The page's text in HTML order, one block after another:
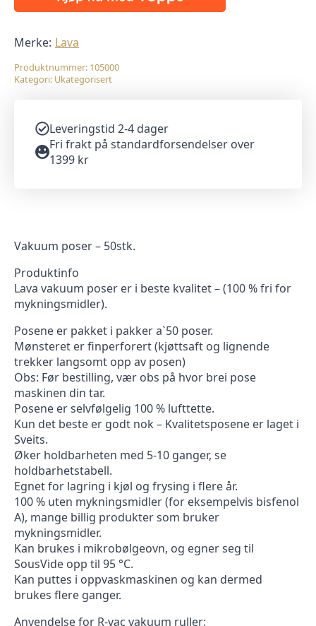
antall
Merke: Lava
Produktnummer: 105000
Kategori: Ukategorisert
Leveringstid 2-4 dager
Fri frakt på standardforsendelser over
1399 kr
Vakuum poser – 50stk.
Produktinfo
Lava vakuum poser er i beste kvalitet – (100 % fri for
mykningsmidler).
Posene er pakket i pakker a`50 poser.
Mønsteret er finperforert (kjøttsaft og lignende
trekker langsomt opp av posen)
Obs: Før bestilling, vær obs på hvor brei pose
maskinen din tar.
Posene er selvfølgelig 100 % lufttette.
Kun det beste er godt nok – Kvalitetsposene er laget i
Sveits.
Øker holdbarheten med 5-10 ganger, se
holdbarhetstabell.
Egnet for lagring i kjøl og frysing i flere år.
100 % uten mykningsmidler (for eksempelvis bisfenol
A), mange billig produkter som bruker
mykningsmidler.
Kan brukes i mikrobølgeovn, og egner seg til
SousVide opp til 95 °C.
Kan puttes i oppvaskmaskinen og kan dermed
brukes flere ganger.
Anvendelse for R-vac vakuum ruller: